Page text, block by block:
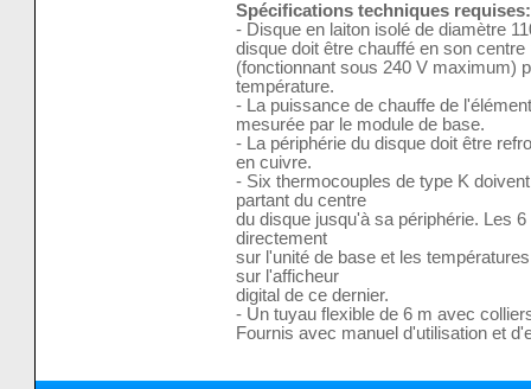
Spécifications techniques requises:
- Disque en laiton isolé de diamètre
disque doit être chauffé en son
(fonctionnant sous 240 V maximum)
température.
- La puissance de chauffe de
mesurée par le module de base.
- La périphérie du disque doit être
en cuivre.
- Six thermocouples de type K
partant du centre
du disque jusqu'à sa périphérie. Les
directement
sur l'unité de base et les
sur l'afficheur
digital de ce dernier.
- Un tuyau flexible de 6 m avec
Fournis avec manuel d'utilisation et